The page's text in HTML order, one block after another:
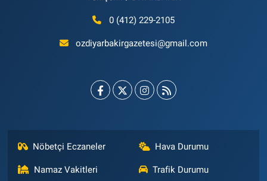
0 (412) 229-2105
ozdiyarbakirgazetesi@gmail.com
Nöbetçi Eczaneler Hava Durumu
Namaz Vakitleri Trafik Durumu